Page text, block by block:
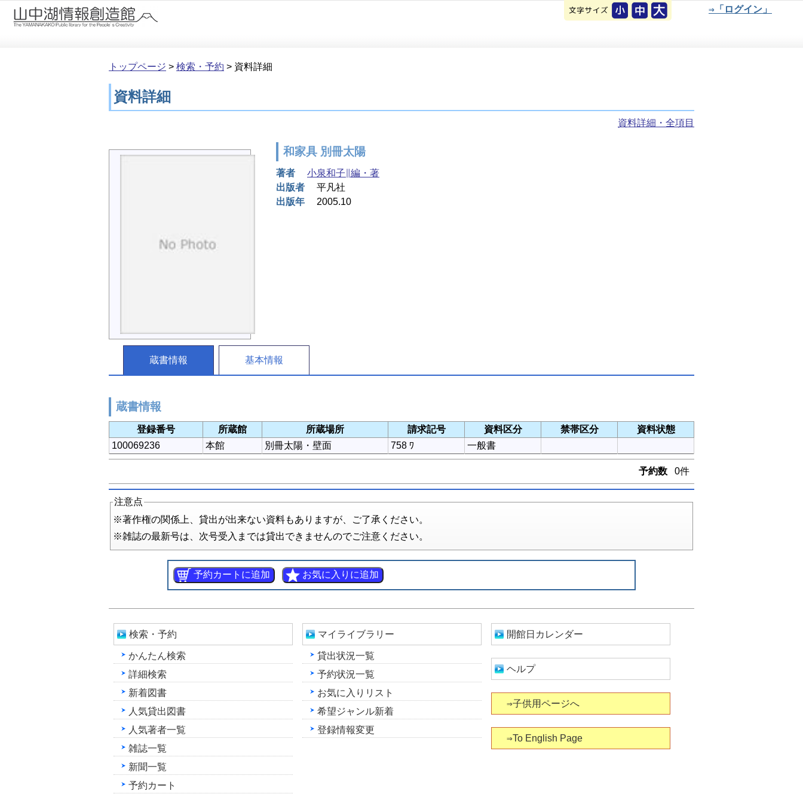
本文へ移動 ⇒「ログイン」
トップページ > 検索・予約 > 資料詳細
資料詳細
資料詳細・全項目
和家具 別冊太陽
著者
小泉和子∥編・著
出版者
平凡社
出版年
2005.10
蔵書情報 基本情報
蔵書情報
登録番号 所蔵館 所蔵場所 請求記号 資料区分 禁帯区分
資料状態
100069236
本館 別冊太陽・壁面 758 ﾜ 一般書
予約数 0件
注意点
※著作権の関係上、貸出が出来ない資料もありますが、ご了承ください。
※雑誌の最新号は、次号受入までは貸出できませんのでご注意ください。
検索・予約
かんたん検索
詳細検索
新着図書
人気貸出図書
人気著者一覧
雑誌一覧
新聞一覧
予約カート
マイライブラリー
貸出状況一覧
予約状況一覧
お気に入りリスト
希望ジャンル新着
登録情報変更
開館日カレンダー
ヘルプ
⇒子供用ページへ
⇒To English Page